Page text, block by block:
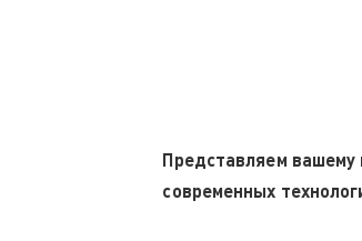
Представляем вашему
современных